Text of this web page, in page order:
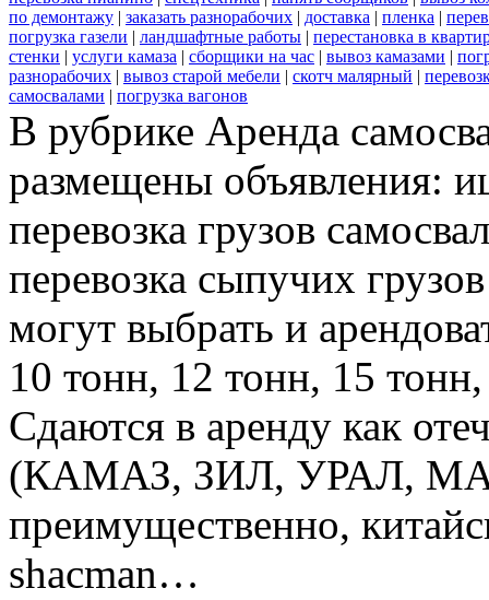
по демонтажу | заказать разнорабочих | доставка | пленка |
погрузка газели | ландшафтные работы | перестановка в
стенки | услуги камаза | сборщики на час | вывоз камазами |
разнорабочих | вывоз старой мебели | скотч малярный |
самосвалами | погрузка вагонов
В рубрике Аренда
размещены объявления:
перевозка грузов
перевозка сыпучих
могут выбрать и
10 тонн, 12 тонн, 15
Сдаются в аренду как
(КАМАЗ, ЗИЛ, УРАЛ,
преимущественно,
shacman…